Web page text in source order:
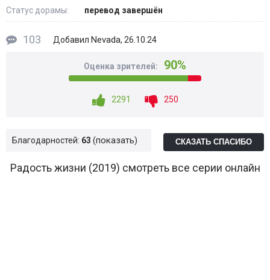
Статус дорамы: перевод завершён
103 Добавил Nevada, 26.10.24
Оценка зрителей: 90%
2291 250
Благодарностей: 63 показать СКАЗАТЬ СПАСИБО
Радость жизни (2019) смотреть все серии онлайн